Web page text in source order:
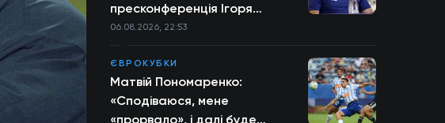
пресконференція Ігоря
Костюка
06.08.2026, 22:53
ЄВРОКУБКИ
Матвій Пономаренко:
«Сподіваюся, мене
«прорвало», і далі буде